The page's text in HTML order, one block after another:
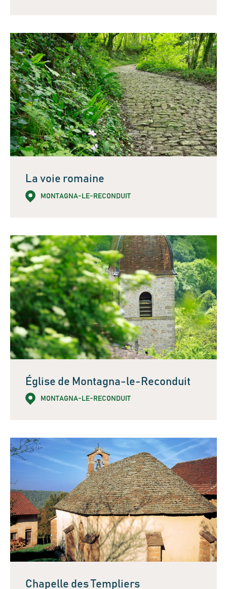
La voie romaine
MONTAGNA-LE-RECONDUIT
Église de Montagna-le-Reconduit
MONTAGNA-LE-RECONDUIT
Chapelle des Templiers